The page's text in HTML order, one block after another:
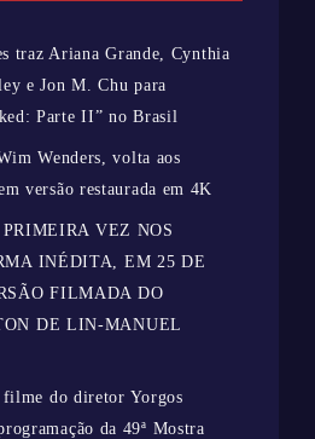
traz Ariana Grande, Cynthia
e Jon M. Chu para
Parte II” no Brasil
Wenders, volta aos
versão restaurada em 4K
VEZ NOS
INÉDITA, EM 25 DE
FILMADA DO
DE LIN-MANUEL
filme do diretor Yorgos
da 49ª Mostra